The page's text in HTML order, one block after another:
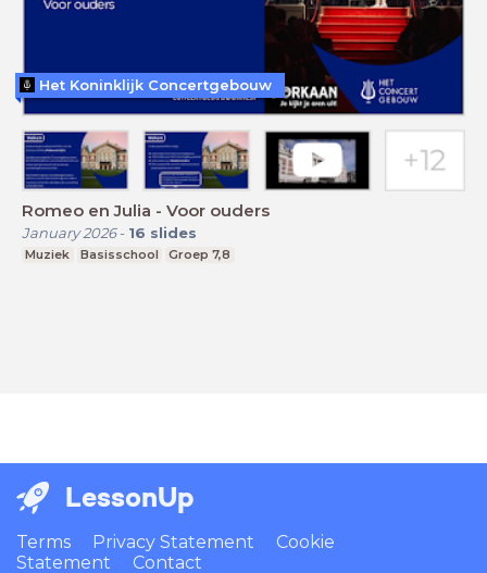
Romeo en Julia - Voor ouders
January 2026- 16 slides
Muziek Basisschool Groep 7,8
Het Koninklijk Concertgebouw
LessonUp
Terms Privacy Statement
Cookie
Statement
Contact